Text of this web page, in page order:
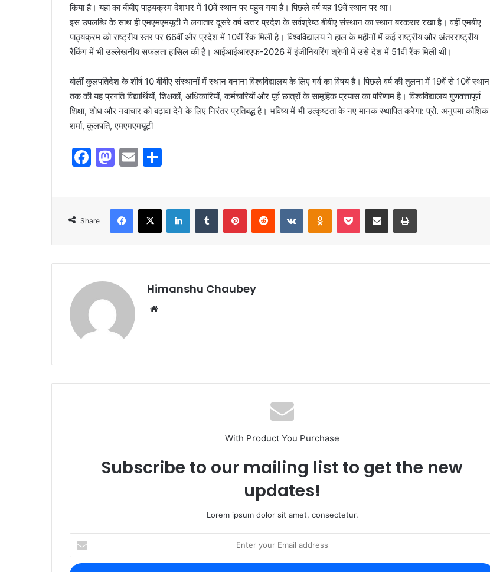
किया है। यहां का बीबीए पाठ्यक्रम देशभर में 10वें स्थान पर पहुंच गया है। पिछले वर्ष यह 19वें स्थान पर था।
इस उपलब्धि के साथ ही एमएमएमयूटी ने लगातार दूसरे वर्ष उत्तर प्रदेश के सर्वश्रेष्ठ बीबीए संस्थान का स्थान बरकरार रखा है। वहीं एमबीए
पाठ्यक्रम को राष्ट्रीय स्तर पर 66वीं और प्रदेश में 10वीं रैंक मिली है। विश्वविद्यालय ने हाल के महीनों में कई राष्ट्रीय और अंतरराष्ट्रीय
रैंकिंग में भी उल्लेखनीय सफलता हासिल की है। आईआईआरएफ-2026 में इंजीनियरिंग श्रेणी में उसे देश में 51वीं रैंक मिली थी।
बोलीं कुलपतिदेश के शीर्ष 10 बीबीए संस्थानों में स्थान बनाना विश्वविद्यालय के लिए गर्व का विषय है। पिछले वर्ष की तुलना में 19वें से 10वें स्थान
तक की यह प्रगति विद्यार्थियों, शिक्षकों, अधिकारियों, कर्मचारियों और पूर्व छात्रों के सामूहिक प्रयास का परिणाम है। विश्वविद्यालय गुणवत्तापूर्ण
शिक्षा, शोध और नवाचार को बढ़ावा देने के लिए निरंतर प्रतिबद्ध है। भविष्य में भी उत्कृष्टता के नए मानक स्थापित करेगा: प्रो. अनुपमा कौशिक
शर्मा, कुलपति, एमएमएमयूटी
F
c
e
o
o
k
M
st
o
d
o
n
E
ai
l
ar
e
Share
Himanshu Chaubey
With Product You Purchase
Subscribe to our mailing list to get the new
updates!
Lorem ipsum dolor sit amet, consectetur.